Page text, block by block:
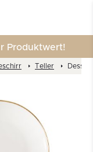
Produktwert!
Teller